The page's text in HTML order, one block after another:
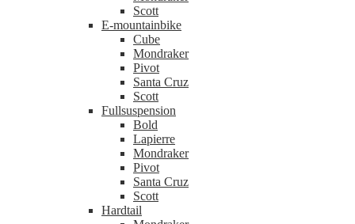
Scott
E-mountainbike
Cube
Mondraker
Pivot
Santa Cruz
Scott
Fullsuspension
Bold
Lapierre
Mondraker
Pivot
Santa Cruz
Scott
Hardtail